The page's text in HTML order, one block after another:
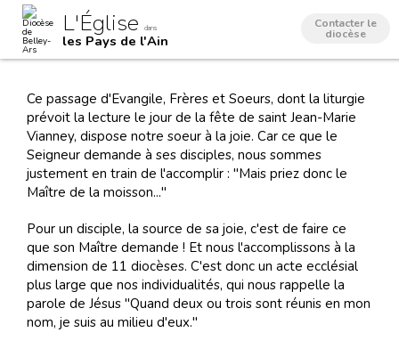
contenu.
navigation
Outils
personnels
L'Église dans
les Pays de l'Ain
Contacter le
diocèse
Ce passage d'Evangile, Frères et Soeurs, dont la liturgie
prévoit la lecture le jour de la fête de saint Jean-Marie
Vianney, dispose notre soeur à la joie. Car ce que le
Seigneur demande à ses disciples, nous sommes
justement en train de l'accomplir : "Mais priez donc le
Maître de la moisson..."
Pour un disciple, la source de sa joie, c'est de faire ce
que son Maître demande ! Et nous l'accomplissons à la
dimension de 11 diocèses. C'est donc un acte ecclésial
plus large que nos individualités, qui nous rappelle la
parole de Jésus "Quand deux ou trois sont réunis en mon
nom, je suis au milieu d'eux."